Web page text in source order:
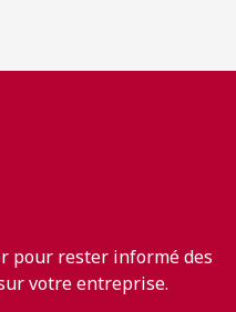
pour rester informé des
votre entreprise.